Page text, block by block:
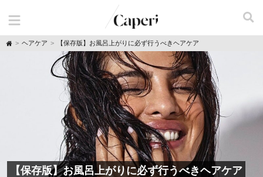
H
ヘアケア 【保存版】お風呂上がりに必ず行うべきヘアケア
【保存版】お風呂上がりに必ず行うべきヘアケア